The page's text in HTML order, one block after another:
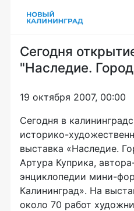
Сегодня
"Наследие.
19 октября 2007, 00:00
Сегодня в
историко-
выставка «Наследие.
Артура Куприка,
энциклопедии мини-
Калининград». На
около 70 работ